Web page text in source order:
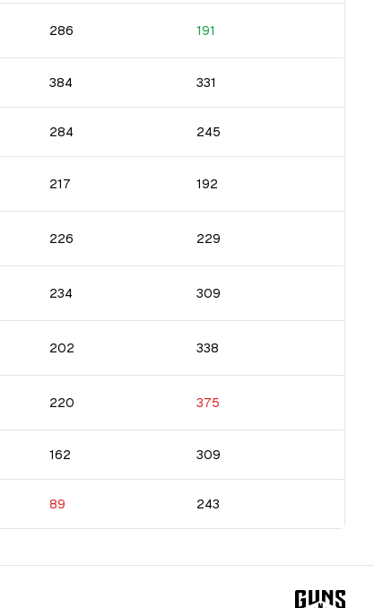
286 191
384 331
284 245
217 192
226 229
234 309
202 338
220 375
162 309
89 243